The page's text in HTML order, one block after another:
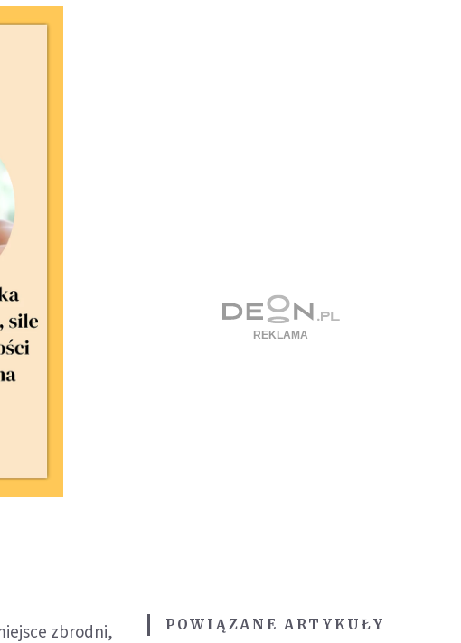
zbrodni,
POWIĄZANE ARTYKUŁY